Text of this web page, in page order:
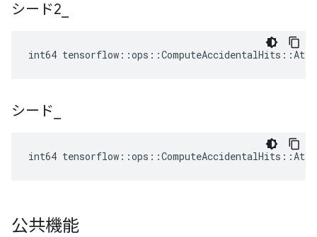
シード2
int64
シード
int64
公共機能